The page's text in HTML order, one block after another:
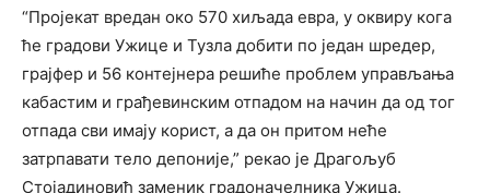
“Пројекат вредан око 570 хиљада евра, у оквиру кога
ће градови Ужице и Тузла добити по један шредер,
грајфер и 56 контејнера решиће проблем управљања
кабастим и грађевинским отпадом на начин да од тог
отпада сви имају корист, а да он притом неће
затрпавати тело депоније,” рекао је Драгољуб
Стојадиновић заменик градоначелника Ужица.